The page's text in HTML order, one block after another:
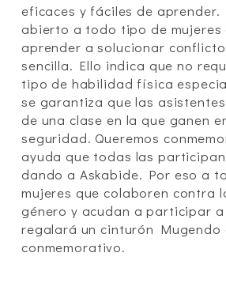
eficaces y fáciles de aprender.
abierto a todo tipo de mujeres
aprender a solucionar
sencilla. Ello indica que no
tipo de habilidad física
se garantiza que las
de una clase en la que ganen
seguridad. Queremos
ayuda que todas las
dando a Askabide. Por eso a
mujeres que colaboren contra
género y acudan a participar a
regalará un cinturón Mugendo
conmemorativo.